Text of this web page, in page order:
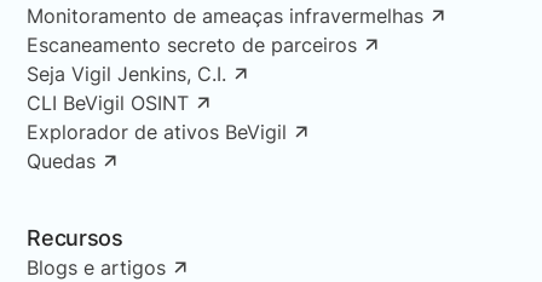
Monitoramento de ameaças infravermelhas
Escaneamento secreto de parceiros
Seja Vigil Jenkins, C.I.
CLI BeVigil OSINT
Explorador de ativos BeVigil
Quedas
Recursos
Blogs e artigos